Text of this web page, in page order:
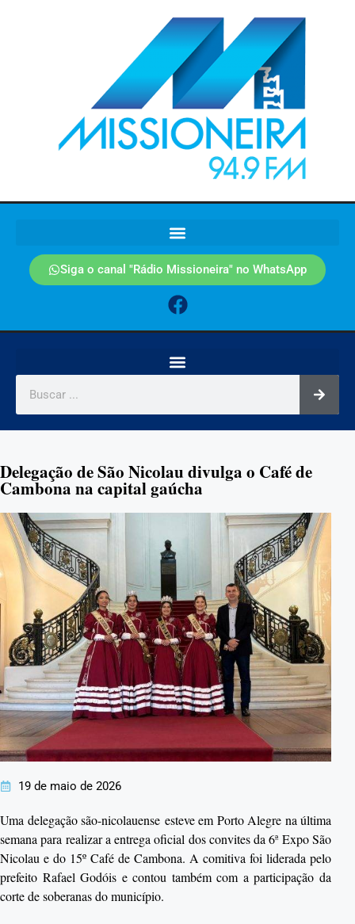
Siga o canal "Rádio Missioneira" no WhatsApp
Delegação de São Nicolau divulga o Café de
Cambona na capital gaúcha
19 de maio de 2026
Uma delegação são-nicolauense esteve em Porto Alegre na última
semana para realizar a entrega oficial dos convites da 6ª Expo São
Nicolau e do 15º Café de Cambona. A comitiva foi liderada pelo
prefeito Rafael Godóis e contou também com a participação da
corte de soberanas do município.